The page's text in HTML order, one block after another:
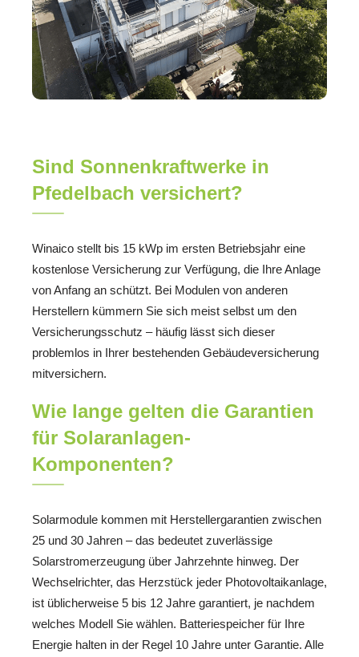
Sind Sonnenkraftwerke in
Pfedelbach versichert?
Winaico stellt bis 15 kWp im ersten Betriebsjahr eine
kostenlose Versicherung zur Verfügung, die Ihre Anlage
von Anfang an schützt. Bei Modulen von anderen
Herstellern kümmern Sie sich meist selbst um den
Versicherungsschutz – häufig lässt sich dieser
problemlos in Ihrer bestehenden Gebäudeversicherung
mitversichern.
Wie lange gelten die Garantien
für Solaranlagen-
Komponenten?
Solarmodule kommen mit Herstellergarantien zwischen
25 und 30 Jahren – das bedeutet zuverlässige
Solarstromerzeugung über Jahrzehnte hinweg. Der
Wechselrichter, das Herzstück jeder Photovoltaikanlage,
ist üblicherweise 5 bis 12 Jahre garantiert, je nachdem
welches Modell Sie wählen. Batteriespeicher für Ihre
Energie halten in der Regel 10 Jahre unter Garantie. Alle